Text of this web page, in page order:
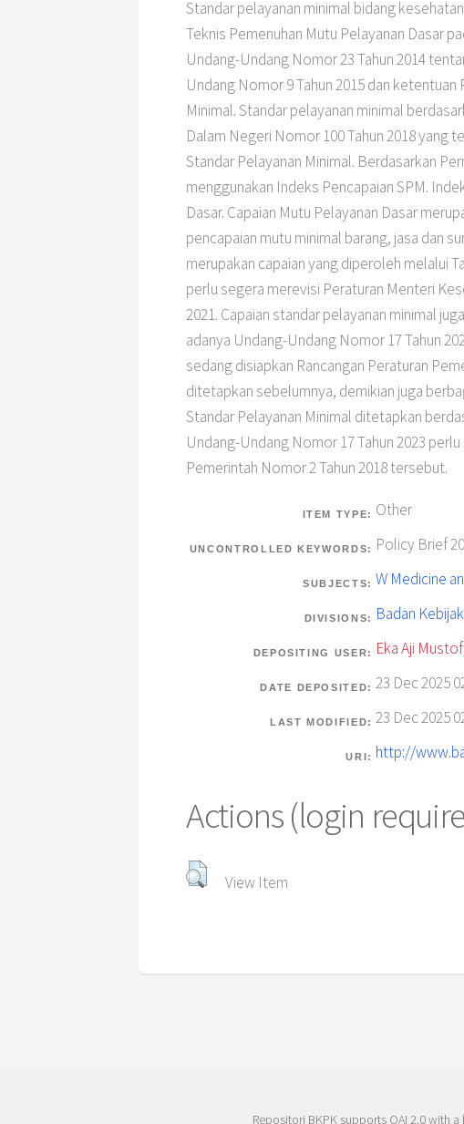
Standar pelayanan minimal bidang
Teknis Pemenuhan Mutu Pelayanan Dasar
Undang-Undang Nomor 23 Tahun 2014
Undang Nomor 9 Tahun 2015 dan
Minimal. Standar pelayanan minimal
Dalam Negeri Nomor 100 Tahun 2018 yang
Standar Pelayanan Minimal. Berdasarkan
menggunakan Indeks Pencapaian SPM.
Dasar. Capaian Mutu Pelayanan Dasar
pencapaian mutu minimal barang, jasa dan
merupakan capaian yang diperoleh melalui
perlu segera merevisi Peraturan Menteri
2021. Capaian standar pelayanan minimal
adanya Undang-Undang Nomor 17 Tahun
sedang disiapkan Rancangan Peraturan
ditetapkan sebelumnya, demikian juga
Standar Pelayanan Minimal ditetapkan
Undang-Undang Nomor 17 Tahun 2023
Pemerintah Nomor 2 Tahun 2018 tersebut.
ITEM TYPE: Other
UNCONTROLLED KEYWORDS: Policy Brief
SUBJECTS: W Medicine
DIVISIONS: Badan
DEPOSITING USER: Eka Aji
DATE DEPOSITED: 23 Dec 2025
LAST MODIFIED: 23 Dec 2025
URI: http://
Actions (login
View Item
Repositori BKPK supports OAI 2.0with a